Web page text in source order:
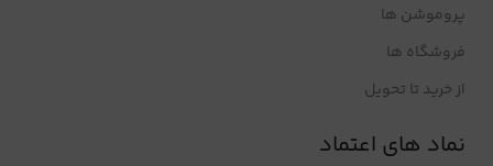
پروموشن ها
فروشگاه ها
از خرید تا تحویل
نماد های اعتماد